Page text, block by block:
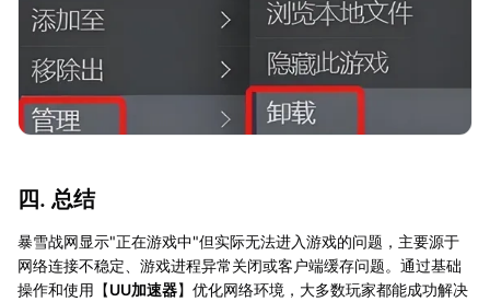
四. 总结
暴雪战网显示"正在游戏中"但实际无法进入游戏的问题，主要源于
网络连接不稳定、游戏进程异常关闭或客户端缓存问题。通过基础
操作和使用【UU加速器】优化网络环境，大多数玩家都能成功解决